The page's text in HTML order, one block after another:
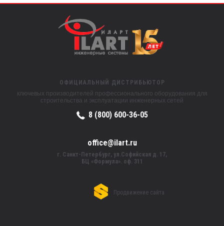
ОФИЦИАЛЬНЫЙ ДИСТРИБЬЮТОР
ключевых производителей профессионального оборудования для
строительства и эксплуатации инженерных сетей
8 (800) 600-36-05
office@ilart.ru
г. Санкт-Петербург, ул.Софийская д. 17,
БЦ «Формула». оф. 311
Продвижение сайта